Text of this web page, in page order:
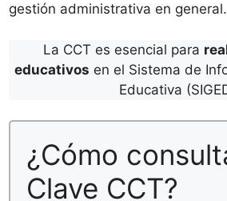
gestión administrativa en general.
La CCT es esencial para
educativos en el Sistema de
Educativa
¿Cómo
Clave CCT?